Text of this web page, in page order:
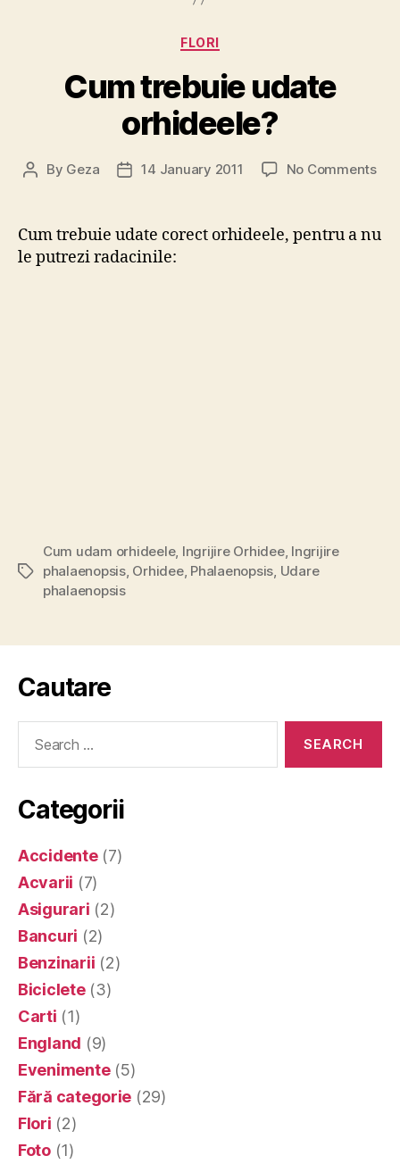
Categories
FLORI
Cum trebuie udate
orhideele?
Post
By Geza
Post14 January 2011 No Commentson
Cum trebuie udate corect orhideele, pentru a nu
le putrezi radacinile:
Tags
Cum udam orhideele, Ingrijire Orhidee, Ingrijire
phalaenopsis, Orhidee, Phalaenopsis, Udare
phalaenopsis
Cautare
Categorii
Accidente(7)
Acvarii (7)
Asigurari (2)
Bancuri (2)
Benzinarii (2)
Biciclete(3)
Carti (1)
England (9)
Evenimente(5)
Fără categorie (29)
Flori (2)
Foto(1)